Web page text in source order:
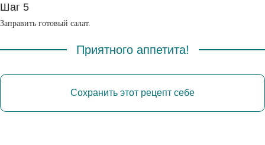
Шаг 5
Заправить готовый салат.
Приятного аппетита!
Сохранить этот рецепт себе